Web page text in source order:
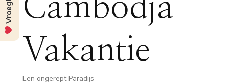
Cambodja
Vakantie
Een ongerept Paradijs